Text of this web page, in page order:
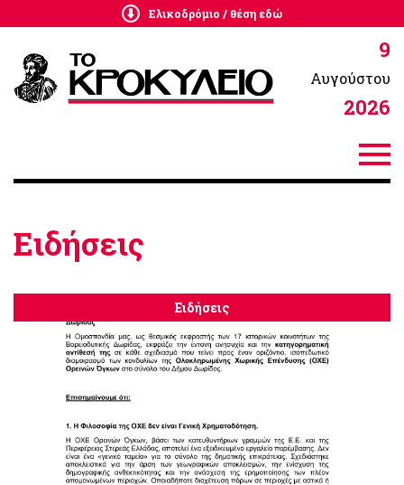
9
Αυγούστου
2026
Ελικοδρόμιο / θέση εδώ
Ειδήσεις
Ειδήσεις